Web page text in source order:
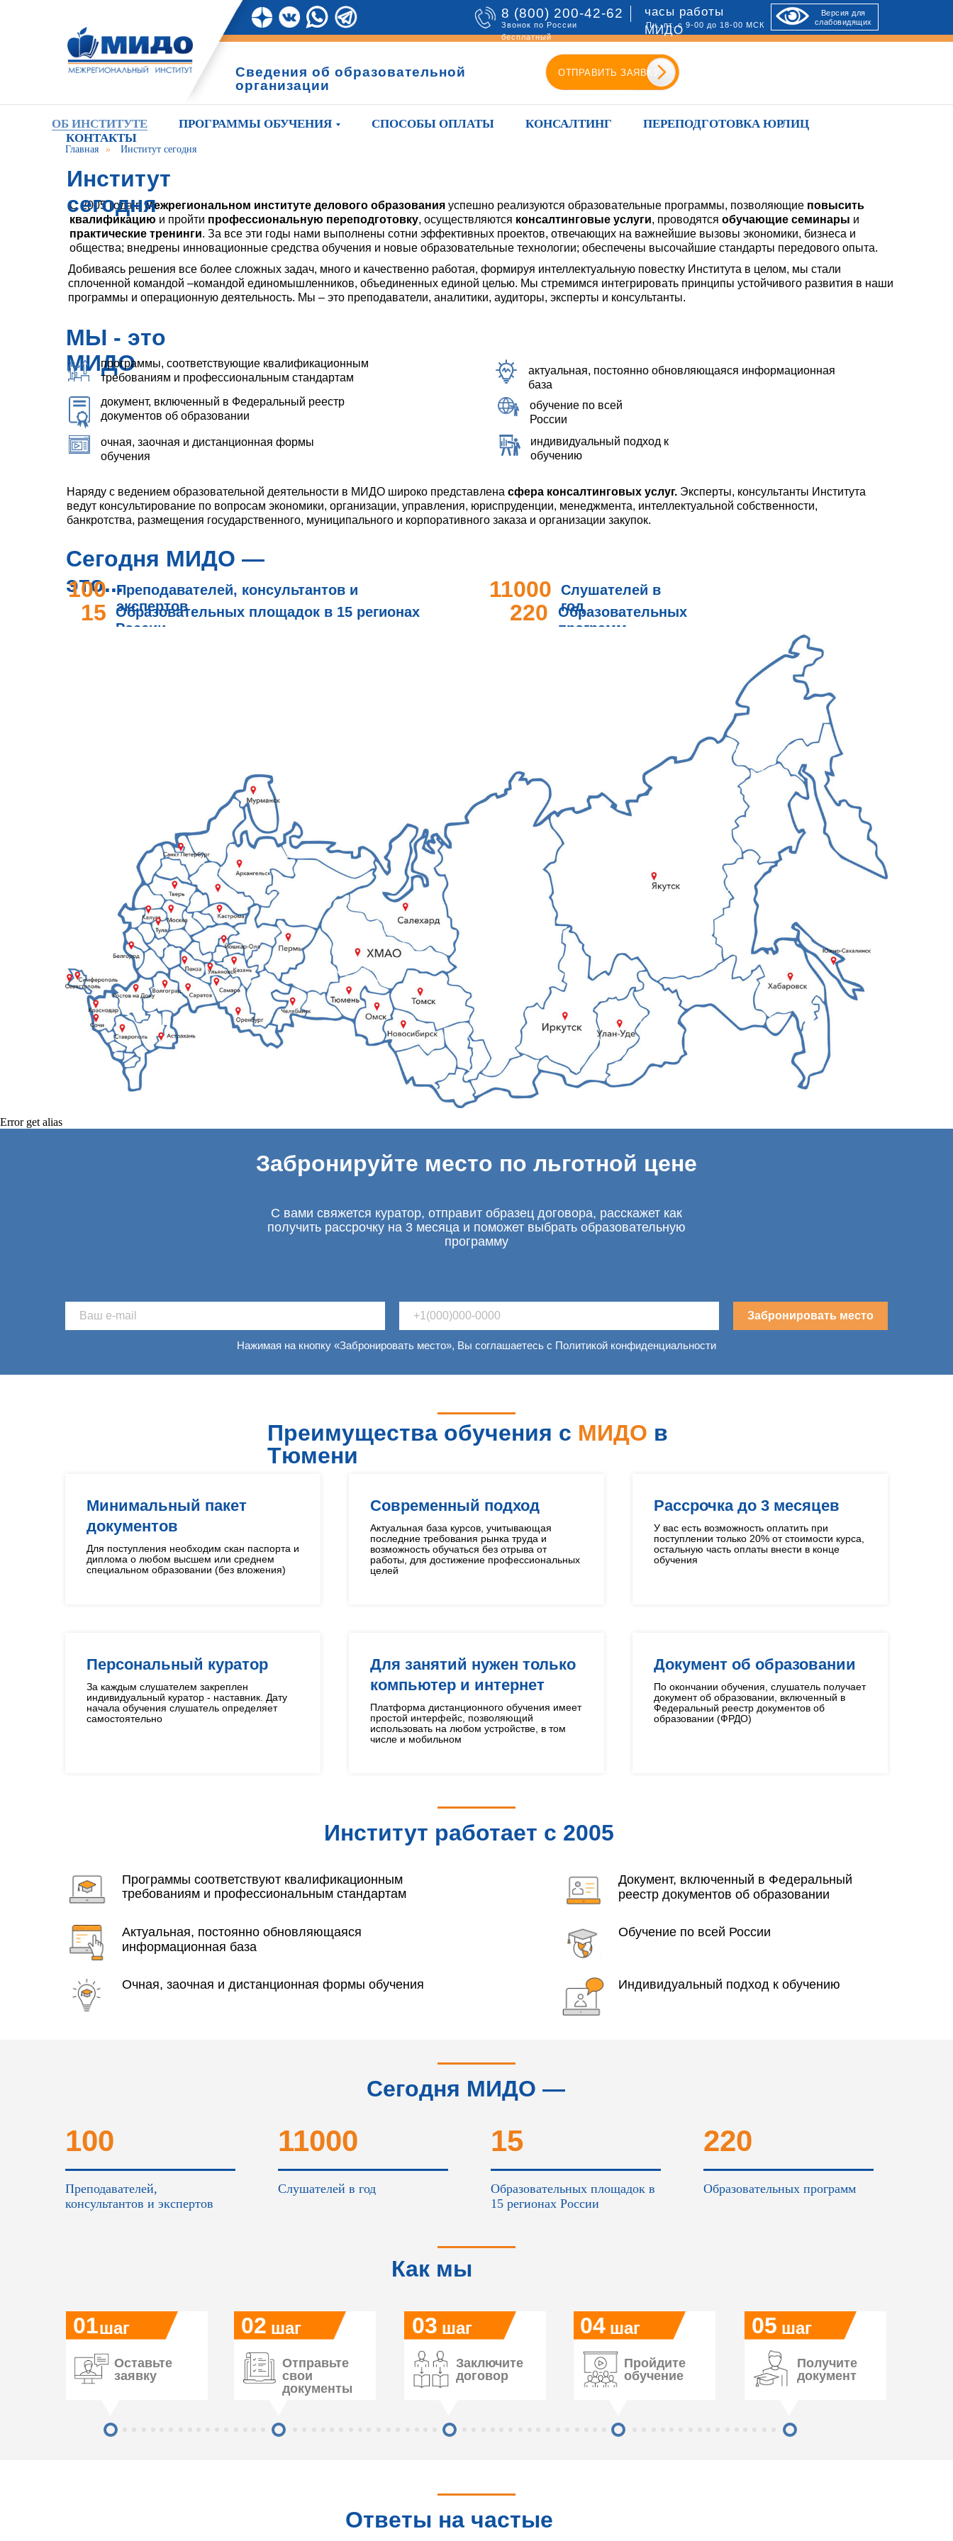
8 (800) 200-42-62
Звонок по России
бесплатный
ОТПРАВИТЬ ЗАЯВКУ
часы работы
МИДО
Пн.-пт. с 9-00 до 18-00 МСК
Версия для
слабовидящих
Сведения об образовательной
организации
ОБ ИНСТИТУТЕ ПРОГРАММЫ ОБУЧЕНИЯ СПОСОБЫ ОПЛАТЫ КОНСАЛТИНГ
ПЕРЕПОДГОТОВКА ЮРЛИЦ
КОНТАКТЫ
Главная » Институт сегодня
С 2005 года вМежрегиональном институте делового образования успешно реализуются образовательные программы, позволяющие повысить
квалификацию и пройти профессиональную переподготовку, осуществляются консалтинговые услуги, проводятся обучающие семинары и
практические тренинги. За все эти годы нами выполнены сотни эффективных проектов, отвечающих на важнейшие вызовы экономики, бизнеса и
общества; внедрены инновационные средства обучения и новые образовательные технологии; обеспечены высочайшие стандарты передового опыта.
Добиваясь решения все более сложных задач, много и качественно работая, формируя интеллектуальную повестку Института в целом, мы стали
сплоченной командой –командой единомышленников, объединенных единой целью. Мы стремимся интегрировать принципы устойчивого развития в наши
программы и операционную деятельность. Мы – это преподаватели, аналитики, аудиторы, эксперты и консультанты.
Наряду с ведением образовательной деятельности в МИДО широко представлена сфера консалтинговых услуг. Эксперты, консультанты Института
ведут консультирование по вопросам экономики, организации, управления, юриспруденции, менеджмента, интеллектуальной собственности,
банкротства, размещения государственного, муниципального и корпоративного заказа и организации закупок.
Сегодня МИДО —
это...
МЫ - это
МИДОпрограммы, соответствующие квалификационным
требованиям и профессиональным стандартам
актуальная, постоянно обновляющаяся информационная
база
обучение по всей
России
индивидуальный подход к
обучению
документ, включенный в Федеральный реестр
документов об образовании
очная, заочная и дистанционная формы
обучения
Институт
сегодня
15
Образовательных площадок в 15 регионах
России
100
Преподавателей, консультантов и
экспертов
11000
Слушателей в
год
220
Образовательных
программ
Error get alias
Забронируйте место по льготной цене
С вами свяжется куратор, отправит образец договора, расскажет как
получить рассрочку на 3 месяца и поможет выбрать образовательную
программу
Забронировать место
Нажимая на кнопку «Забронировать место», Вы соглашаетесь с Политикой конфиденциальности
Преимущества обучения с МИДО в
Тюмени
Минимальный пакет
документов
Для поступления необходим скан паспорта и
диплома о любом высшем или среднем
специальном образовании (без вложения)
Современный подход
Актуальная база курсов, учитывающая
последние требования рынка труда и
возможность обучаться без отрыва от
работы, для достижение профессиональных
целей
Рассрочка до 3 месяцев
У вас есть возможность оплатить при
поступлении только 20% от стоимости курса,
остальную часть оплаты внести в конце
обучения
Персональный куратор
За каждым слушателем закреплен
индивидуальный куратор - наставник. Дату
начала обучения слушатель определяет
самостоятельно
Для занятий нужен только
компьютер и интернет
Платформа дистанционного обучения имеет
простой интерфейс, позволяющий
использовать на любом устройстве, в том
числе и мобильном
Документ об образовании
По окончании обучения, слушатель получает
документ об образовании, включенный в
Федеральный реестр документов об
образовании (ФРДО)
Институт работает с 2005
Программы соответствуют квалификационным
требованиям и профессиональным стандартам
Документ, включенный в Федеральный
реестр документов об образовании
Актуальная, постоянно обновляющаяся
информационная база
Обучение по всей России
Очная, заочная и дистанционная формы обучения Индивидуальный подход к обучению
Сегодня МИДО —
100
Преподавателей,
консультантов и экспертов
11000
Слушателей в год
15
Образовательных площадок в
15 регионах России
220
Образовательных программ
Как мы
05
04
03
02
01
Оставьте
заявку
шаг шаг шаг шаг шаг
Отправьте
свои
документы
Заключите
договор
Пройдите
обучение
Получите
документ
Ответы на частые